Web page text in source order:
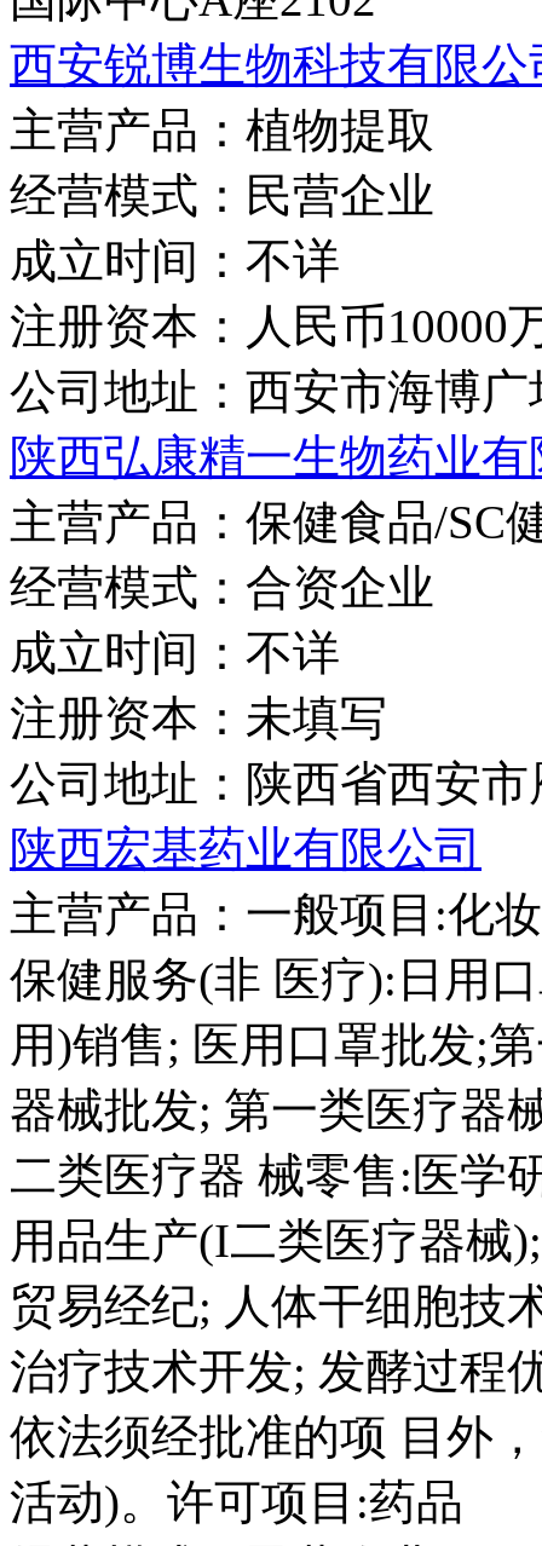
西安锐博生物科技有限公
主营产品： 植物提取
经营模式： 民营企业
成立时间： 不详
注册资本： 人民币10000
公司地址： 西安市海博广
陕西弘康精一生物药业
主营产品： 保健食品/SC
经营模式： 合资企业
成立时间： 不详
注册资本： 未填写
公司地址： 陕西省西安
陕西宏基药业有限公司
主营产品： 一般项目:化
保健服务(非 医疗):日用
用)销售; 医用口罩批发;
器械批发; 第一类医疗器
二类医疗器 械零售:医学
用品生产(I二类医疗器械
贸易经纪; 人体干细胞技
治疗技术开发; 发酵过程
依法须经批准的项 目外
活动)。许可项目:药品